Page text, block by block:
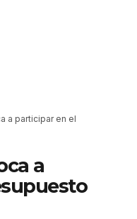
a participar en el
a